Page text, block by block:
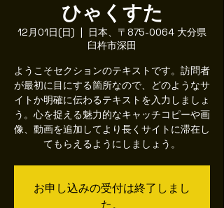
ひゃくすた
12月01日(日)
  |
日本、〒875-0064 大分県
臼杵市深田
ようこそセクションのテキストです。訪問者
が最初に目にする箇所なので、どのようなサ
イトか明確に伝わるテキストを入力しましょ
う。心を捉える魅力的なキャッチコピーや画
像、動画を追加してより長くサイトに滞在し
てもらえるようにしましょう。
お申し込みの受付は終了しまし
た。